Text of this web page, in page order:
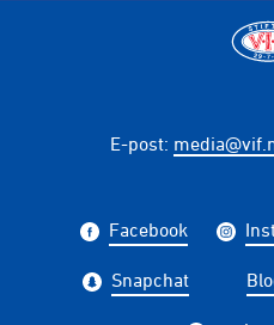
E-post:
Facebook
Snapchat